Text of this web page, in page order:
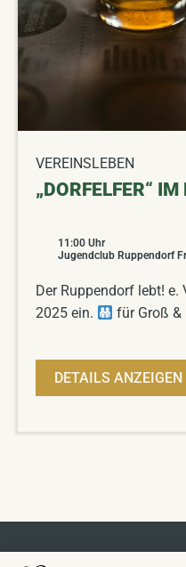
VEREINSLEBEN
„DORFELFER“
11:00 Uhr
Jugendclub Ruppendorf
Der Ruppendorf lebt!
2025 ein.
für Groß &
DETAILS ANZEIGEN